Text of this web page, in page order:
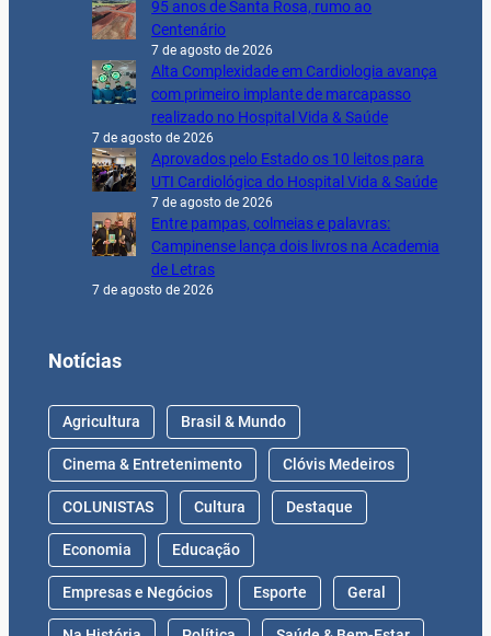
95 anos de Santa Rosa, rumo ao
Centenário
7 de agosto de 2026
Alta Complexidade em Cardiologia avança
com primeiro implante de marcapasso
realizado no Hospital Vida & Saúde
7 de agosto de 2026
Aprovados pelo Estado os 10 leitos para
UTI Cardiológica do Hospital Vida & Saúde
7 de agosto de 2026
Entre pampas, colmeias e palavras:
Campinense lança dois livros na Academia
de Letras
7 de agosto de 2026
Notícias
Agricultura Brasil & Mundo
Cinema & Entretenimento Clóvis Medeiros
COLUNISTAS Cultura Destaque
Economia Educação
Empresas e Negócios Esporte Geral